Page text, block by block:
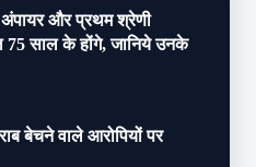
अंपायर और प्रथम श्रेणी
साल के होंगे, जानिये उनके
बेचने वाले आरोपियों पर